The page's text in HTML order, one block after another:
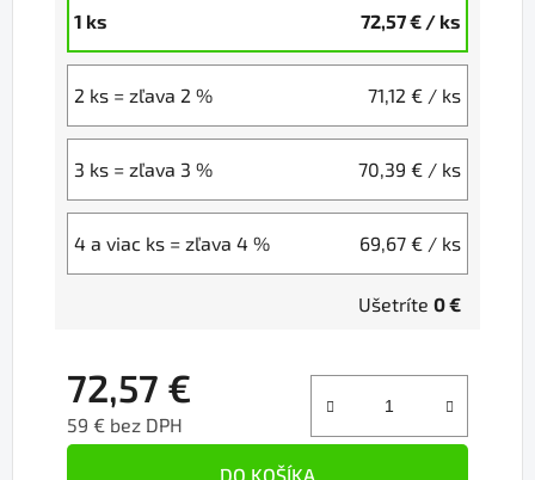
1 ks 72,57 € / ks
2 ks = zľava 2 % 71,12 € / ks
3 ks = zľava 3 % 70,39 € / ks
4 a viac ks = zľava 4 % 69,67 € / ks
Ušetríte 0 €
72,57 €
59 € bez DPH
DO KOŠÍKA